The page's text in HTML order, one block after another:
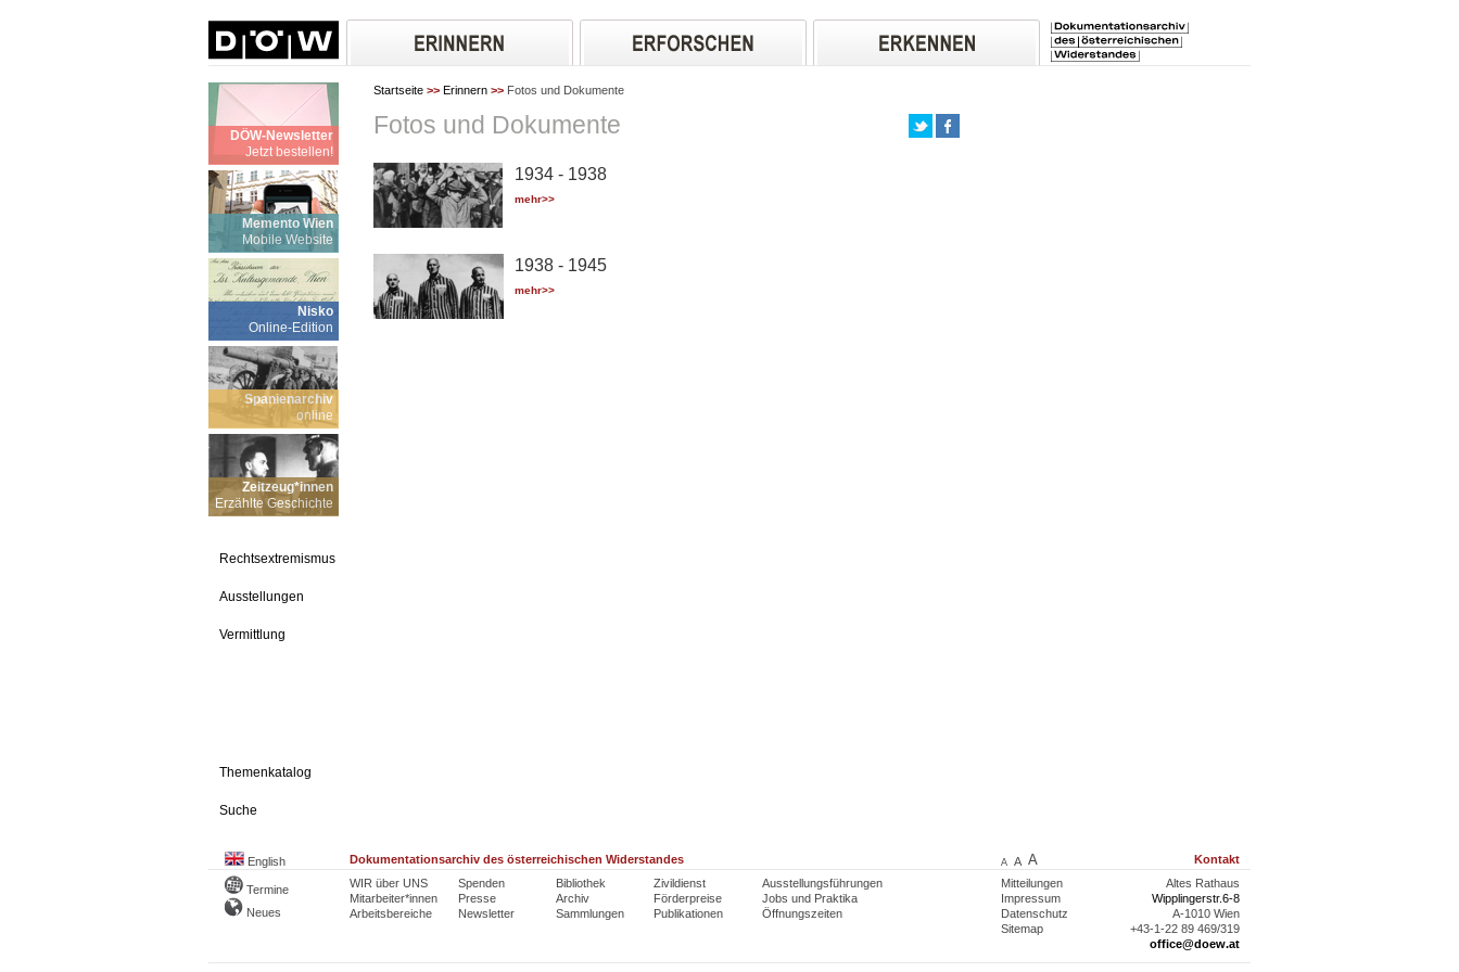
DÖW-Newsletter
Jetzt bestellen!
Memento Wien
Mobile Website
Nisko
Online-Edition
Spanienarchiv
online
Zeitzeug*innen
Erzählte Geschichte
Rechtsextremismus
Ausstellungen
Vermittlung
Themenkatalog
Suche
Startseite >> Erinnern >> Fotos und Dokumente
Fotos und Dokumente
1934 - 1938
mehr>>
1938 - 1945
mehr>>
English Dokumentationsarchiv des österreichischen Widerstandes A A A Kontakt
Termine
Neues
WIR über UNS
Mitarbeiter*innen
Arbeitsbereiche
Spenden
Presse
Newsletter
Bibliothek
Archiv
Sammlungen
Zivildienst
Förderpreise
Publikationen
Ausstellungsführungen
Jobs und Praktika
Öffnungszeiten
Mitteilungen
Impressum
Datenschutz
Sitemap
Altes Rathaus
Wipplingerstr.6-8
A-1010 Wien
+43-1-22 89 469/319
office@doew.at